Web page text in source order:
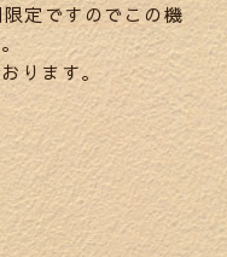
定ですのでこの機
ります。